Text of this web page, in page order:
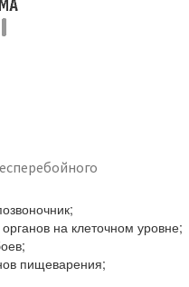
на клеточном уровне;
пищеварения;